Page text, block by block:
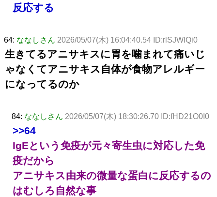
反応する
64: ななしさん 2026/05/07(木) 16:04:40.54 ID:rlSJWIQi0
生きてるアニサキスに胃を噛まれて痛いじ
ゃなくてアニサキス自体が食物アレルギー
になってるのか
84: ななしさん 2026/05/07(木) 18:30:26.70 ID:fHD21O0I0
>>64
IgEという免疫が元々寄生虫に対応した免
疫だから
アニサキス由来の微量な蛋白に反応するの
はむしろ自然な事